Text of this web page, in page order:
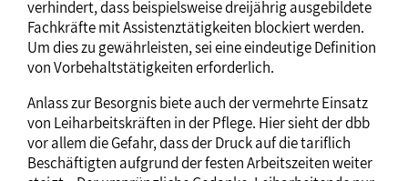
verhindert, dass beispielsweise dreijährig ausgebildete
Fachkräfte mit Assistenztätigkeiten blockiert werden.
Um dies zu gewährleisten, sei eine eindeutige Definition
von Vorbehaltstätigkeiten erforderlich.
Anlass zur Besorgnis biete auch der vermehrte Einsatz
von Leiharbeitskräften in der Pflege. Hier sieht der dbb
vor allem die Gefahr, dass der Druck auf die tariflich
Beschäftigten aufgrund der festen Arbeitszeiten weiter